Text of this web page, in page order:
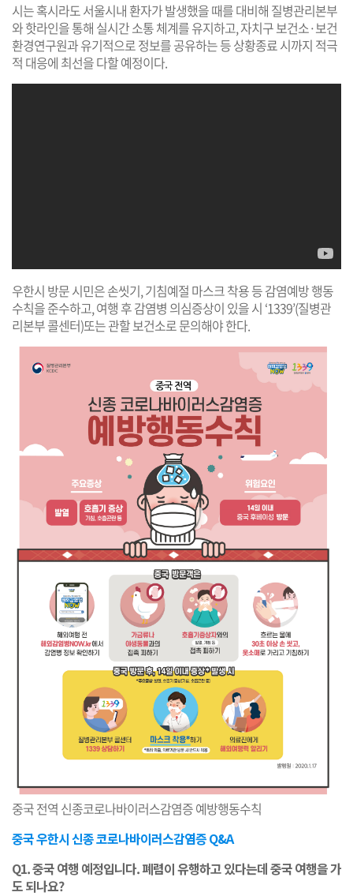
시는 혹시라도 서울시내 환자가 발생했을 때를 대비해 질병관리본부
와 핫라인을 통해 실시간 소통 체계를 유지하고, 자치구 보건소·보건
환경연구원과 유기적으로 정보를 공유하는 등 상황종료 시까지 적극
적 대응에 최선을 다할 예정이다.
우한시 방문 시민은 손씻기, 기침예절 마스크 착용 등 감염예방 행동
수칙을 준수하고, 여행 후 감염병 의심증상이 있을 시 ‘1339’(질병관
리본부 콜센터)또는 관할 보건소로 문의해야 한다.
중국 전역 신종코로나바이러스감염증 예방행동수칙
중국 우한시 신종 코로나바이러스감염증 Q&A
Q1. 중국 여행 예정입니다. 폐렴이 유행하고 있다는데 중국 여행을 가
도 되나요?